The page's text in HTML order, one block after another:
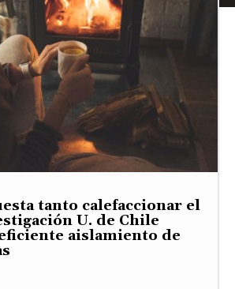
tanto calefaccionar el
U. de Chile
aislamiento de